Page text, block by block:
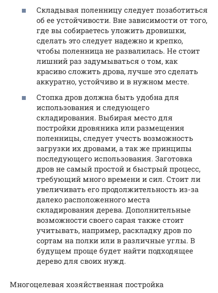
Складывая поленницу следует позаботиться
об ее устойчивости. Вне зависимости от того,
где вы собираетесь уложить дровишки,
сделать это следует надежно и крепко,
чтобы поленница не развалилась. Не стоит
лишний раз задумываться о том, как
красиво сложить дрова, лучше это сделать
аккуратно, устойчиво и в нужном месте.
Стопка дров должна быть удобна для
использования и следующего
складирования. Выбирая место для
постройки дровяника или размещения
поленницы, следует учесть возможность
загрузки их дровами, а так же принципы
последующего использования. Заготовка
дров не самый простой и быстрый процесс,
требующий много времени и сил. Стоит ли
увеличивать его продолжительность из-за
далеко расположенного места
складирования дерева. Дополнительные
возможности своего сарая также стоит
учитывать, например, раскладку дров по
сортам на полки или в различные углы. В
будущем проще будет найти подходящее
дерево для своих нужд.
Многоцелевая хозяйственная постройка